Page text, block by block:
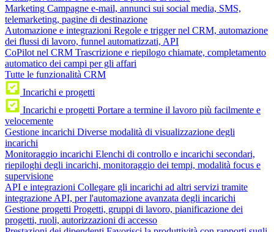
Marketing Campagne e-mail, annunci sui social media, SMS,
telemarketing, pagine di destinazione
Automazione e integrazioni Regole e trigger nel CRM, automazione
dei flussi di lavoro, funnel automatizzati, API
CoPilot nel CRM Trascrizione e riepilogo chiamate, completamento
automatico dei campi per gli affari
Tutte le funzionalità CRM
Incarichi e progetti
Incarichi e progetti Portare a termine il lavoro più facilmente e
velocemente
Gestione incarichi Diverse modalità di visualizzazione degli
incarichi
Monitoraggio incarichi Elenchi di controllo e incarichi secondari,
riepiloghi degli incarichi, monitoraggio dei tempi, modalità focus e
supervisione
API e integrazioni Collegare gli incarichi ad altri servizi tramite
integrazione API, per l'automazione avanzata degli incarichi
Gestione progetti Progetti, gruppi di lavoro, pianificazione dei
progetti, ruoli, autorizzazioni di accesso